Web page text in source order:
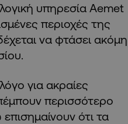
υπηρεσία Aemet
περιοχές της
να φτάσει ακόμη
για ακραίες
περισσότερο
ότι τα